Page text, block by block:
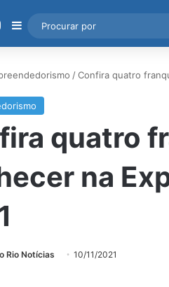
Instagram
Barra Lateral
/Confira quatro
quatro
na
Rio Notícias 10/11/2021